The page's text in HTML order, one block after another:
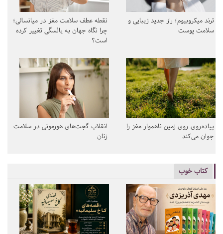
ترند میکروبیوم؛ راز جدید زیبایی و
سلامت پوست
نقطه عطف سلامت مغز در میانسالی؛
چرا نگاه جهان به یائسگی تغییر کرده
است؟
پیاده‌روی روی زمین ناهموار مغز را
جوان می‌کند
انقلاب گجت‌های هورمونی در سلامت
زنان
کتاب خوب